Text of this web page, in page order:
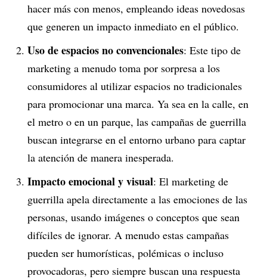
hacer más con menos, empleando ideas novedosas
que generen un impacto inmediato en el público.
Uso de espacios no convencionales: Este tipo de
marketing a menudo toma por sorpresa a los
consumidores al utilizar espacios no tradicionales
para promocionar una marca. Ya sea en la calle, en
el metro o en un parque, las campañas de guerrilla
buscan integrarse en el entorno urbano para captar
la atención de manera inesperada.
Impacto emocional y visual: El marketing de
guerrilla apela directamente a las emociones de las
personas, usando imágenes o conceptos que sean
difíciles de ignorar. A menudo estas campañas
pueden ser humorísticas, polémicas o incluso
provocadoras, pero siempre buscan una respuesta